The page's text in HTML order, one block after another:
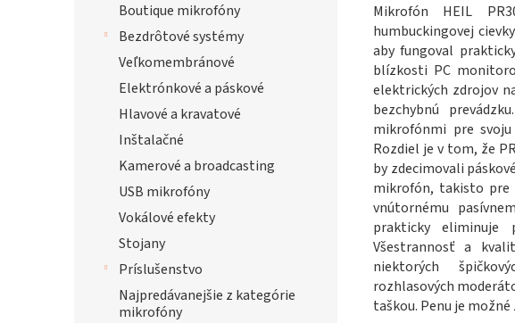
Boutique mikrofóny
Bezdrôtové systémy
Veľkomembránové
Elektrónkové a páskové
Hlavové a kravatové
Inštalačné
Kamerové a broadcasting
USB mikrofóny
Vokálové efekty
Stojany
Príslušenstvo
Najpredávanejšie z kategórie
mikrofóny
Mikrofón HEIL
humbuckingovej
aby fungoval
blízkosti PC
elektrických zdrojov
bezchybnú
mikrofónmi pre
Rozdiel je v tom, že
by zdecimovali
mikrofón, takisto pre
vnútornému
prakticky eliminuje
Všestrannosť a
niektorých
rozhlasových
taškou. Penu je